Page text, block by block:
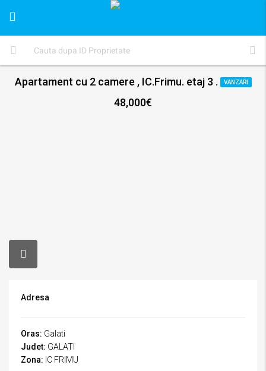
Apartament cu 2 camere , IC.Frimu. etaj 3 . VANZARI
48,000€
Adresa
Oras: Galati
Judet: GALATI
Zona: IC FRIMU